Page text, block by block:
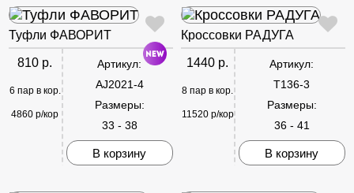
Туфли ФАВОРИТ
810 р.
6 пар в кор.
4860 р/кор
Артикул:
AJ2021-4
Размеры:
33 - 38
В корзину
Кроссовки РАДУГА
1440 р.
8 пар в кор.
11520 р/кор
Артикул:
T136-3
Размеры:
36 - 41
В корзину